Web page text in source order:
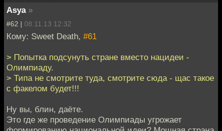
Asya »
#62 | 08.11.13 12:32
Кому: Sweet Death, #61
> Попытка подсунуть стране вместо нацидеи -
Олимпиаду.
> Типа не смотрите туда, смотрите сюда - щас такое
с факелом будет!!!
Ну вы, блин, даёте.
Это где же проведение Олимпиады угрожает